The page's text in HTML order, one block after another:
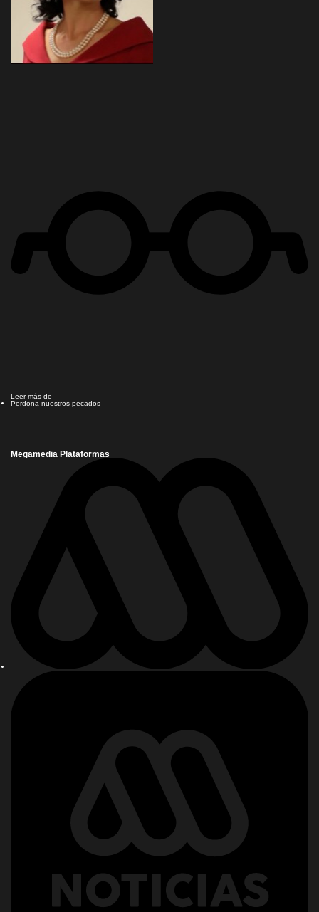
Leer más de
Perdona nuestros pecados
Megamedia Plataformas